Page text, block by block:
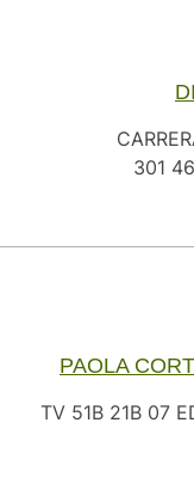
301
PAOLA
TV 51B 21B 07